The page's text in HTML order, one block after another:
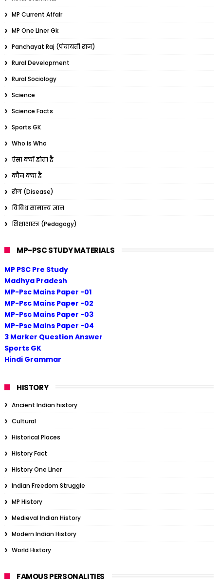
MP Current Affair
MP One Liner Gk
Panchayat Raj (पंचायती राज)
Rural Development
Rural Sociology
Science
Science Facts
Sports GK
Who is Who
ऐसा क्यों होता है
कौन क्या है
रोग (Disease)
विविध सामान्य ज्ञान
शिक्षाशास्त्र (Pedagogy)
MP-PSC STUDY MATERIALS
MP PSC Pre Study
Madhya Pradesh
MP-Psc Mains Paper -01
MP-Psc Mains Paper -02
MP-Psc Mains Paper -03
MP-Psc Mains Paper -04
3 Marker Question Answer
Sports GK
Hindi Grammar
HISTORY
Ancient Indian history
Cultural
Historical Places
History Fact
History One Liner
Indian Freedom Struggle
MP History
Medieval Indian History
Modern Indian History
World History
FAMOUS PERSONALITIES